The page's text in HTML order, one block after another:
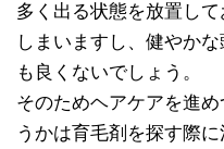
多く出る状態を放置し
しまいますし、健やか
も良くないでしょう。
そのためヘアケアを進
うかは育毛剤を探す際